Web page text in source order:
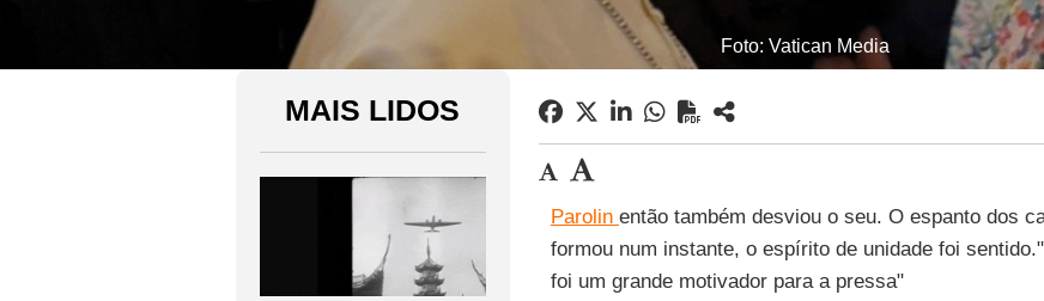
Foto: Vatican Media
MAIS LIDOS
Parolin então também desviou o seu. O espanto dos
formou num instante, o espírito de unidade foi
foi um grande motivador para a pressa"